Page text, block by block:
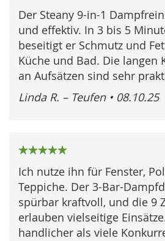
100%
Der Steany 9-in-1
und effektiv. In 3 bis 5
beseitigt er Schmutz und
Küche und Bad. Die langen
an Aufsätzen sind sehr
Linda R. – Teufen • 08.10.25
100%
Ich nutze ihn für Fenster,
Teppiche. Der 3-Bar-
spürbar kraftvoll, und die 9
erlauben vielseitige
handlicher als viele